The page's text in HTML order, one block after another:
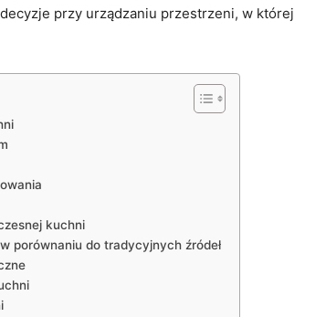
przy urządzaniu przestrzeni, ⁤w ⁣której
kuchni
porównaniu ​do tradycyjnych źródeł